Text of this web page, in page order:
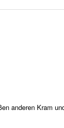
anderen Kram